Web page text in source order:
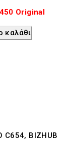
Original
καλάθι
C654, BIZHUB